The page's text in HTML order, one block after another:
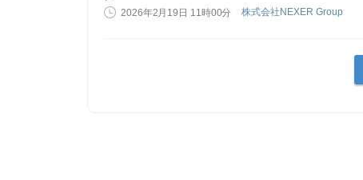
2026年2月19日 11時00分 株式会社NEXER Group